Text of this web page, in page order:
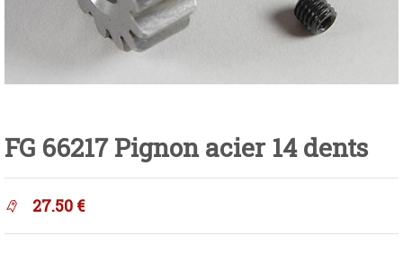
FG 66217 Pignon acier 14 dents
27.50 €